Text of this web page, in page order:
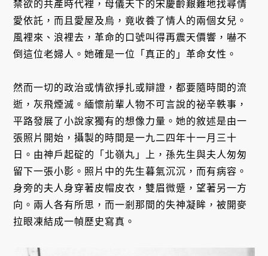
禁欲的共產時代裡，母儀天下的宋慶齡艱難地找尋情
愛依託，而且愛屋及烏，竟收養了情人的兩個女兒。
風裡來、浪裡去，革命的口號叫得再震天價響，嚇不
倒這位老婦人。她確是一位「真正的」革命女性。
然而一切的政治或情欲掙扎或辯證，都要隨時間的流
逝，灰飛煙滅。緬懷前輩人物不可言說的祕辛軼事，
平路發展了小說家獨有的想像力量。她的敘述是由一
張照片開始，攝製的時間是一九二四年十一月三十
日。由神戶起碇的「北嶺丸」上，孫先生與夫人匆匆
留下一張小影。照片中的先生暮氣沉沉，而有病容。
身旁的夫人身穿著皮帽皮衣，雙眉微蹙，望著另一方
向。兩人各有所思，而一剎那間的失神凝眸，被開麥
拉眼凍結成一幀歷史寫真。